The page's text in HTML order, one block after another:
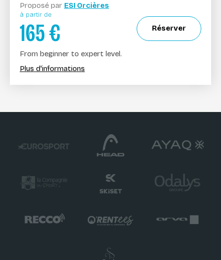
Proposé par ESI Orcières
à partir de
165€ Réserver
From beginner to expert level.
Plus d'informations